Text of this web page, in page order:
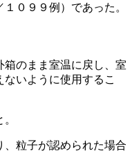
０９９例）であった。
のまま室温に戻し、室
いように使用するこ
粒子が認められた場合